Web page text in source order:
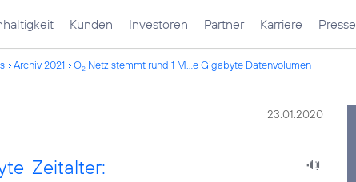
Kunden Investoren Partner Karriere Presse
Archiv 2021 O2 Netz stemmt rund 1 M...e Gigabyte Datenvolumen
23.01.2020
Zeitalter: